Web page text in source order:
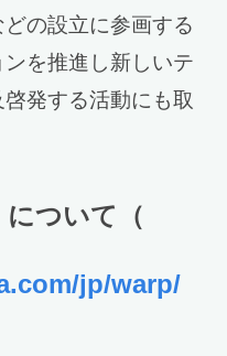
の設立に参画する
を推進し新しいテ
発する活動にも取
について
（
jp/warp/